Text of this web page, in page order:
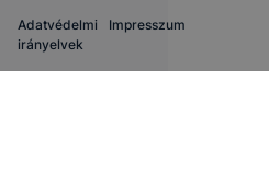
Adatvédelmi
irányelvek
Impresszum